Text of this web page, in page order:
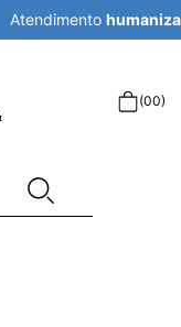
e eficaz
(00)